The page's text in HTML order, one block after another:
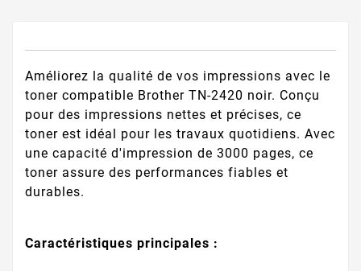
Améliorez la qualité de vos impressions avec le
toner compatible Brother TN-2420 noir. Conçu
pour des impressions nettes et précises, ce
toner est idéal pour les travaux quotidiens. Avec
une capacité d'impression de 3000 pages, ce
toner assure des performances fiables et
durables.
Caractéristiques principales :